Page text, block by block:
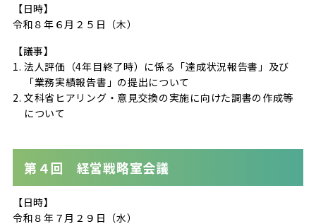
【日時】
令和８年６月２５日（木）
【議事】
法人評価（4年目終了時）に係る「達成状況報告書」及び
「業務実績報告書」の提出について
文科省ヒアリング・意見交換の実施に向けた調書の作成等
について
第４回 経営戦略室会議
【日時】
令和８年７月２９日（水）